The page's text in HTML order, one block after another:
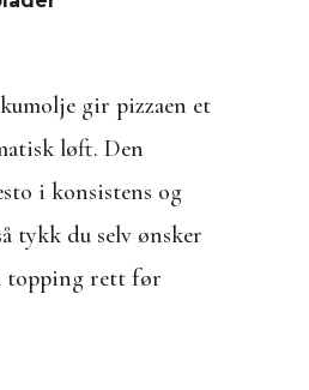
gir pizzaen et
løft. Den
i konsistens og
tykk du selv ønsker
topping rett før